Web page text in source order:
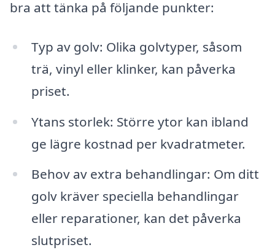
bra att tänka på följande punkter:
Typ av golv: Olika golvtyper, såsom
trä, vinyl eller klinker, kan påverka
priset.
Ytans storlek: Större ytor kan ibland
ge lägre kostnad per kvadratmeter.
Behov av extra behandlingar: Om ditt
golv kräver speciella behandlingar
eller reparationer, kan det påverka
slutpriset.